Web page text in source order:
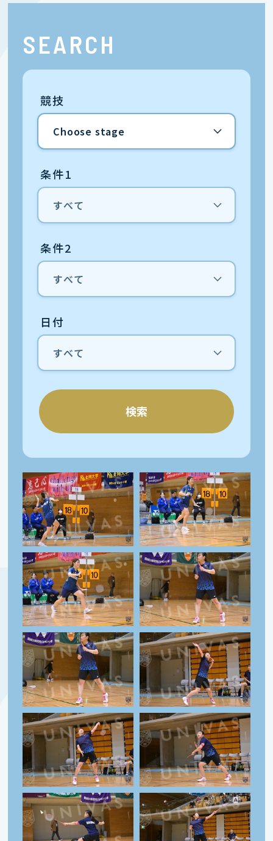
SEARCH
競技
条件1
条件2
日付
検索